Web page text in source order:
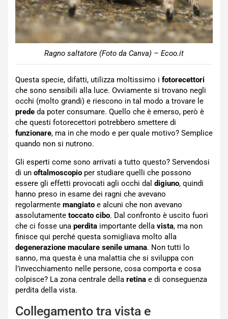
Ragno saltatore (Foto da Canva) – Ecoo.it
Questa specie, difatti, utilizza moltissimo i fotorecettori
che sono sensibili alla luce. Ovviamente si trovano negli
occhi (molto grandi) e riescono in tal modo a trovare le
prede da poter consumare. Quello che è emerso, però è
che questi fotorecettori potrebbero smettere di
funzionare, ma in che modo e per quale motivo? Semplice
quando non si nutrono.
Gli esperti come sono arrivati a tutto questo? Servendosi
di un oftalmoscopio per studiare quelli che possono
essere gli effetti provocati agli occhi dal digiuno, quindi
hanno preso in esame dei ragni che avevano
regolarmente mangiato e alcuni che non avevano
assolutamente toccato cibo. Dal confronto è uscito fuori
che ci fosse una perdita importante della vista, ma non
finisce qui perché questa somigliava molto alla
degenerazione maculare senile umana. Non tutti lo
sanno, ma questa è una malattia che si sviluppa con
l’invecchiamento nelle persone, cosa comporta e cosa
colpisce? La zona centrale della retina e di conseguenza
perdita della vista.
Collegamento tra vista e